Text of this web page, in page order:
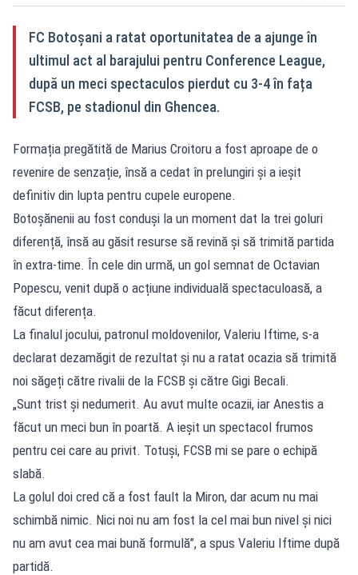
FC Botoșani a ratat oportunitatea de a ajunge în
ultimul act al barajului pentru Conference League,
după un meci spectaculos pierdut cu 3-4 în fața
FCSB, pe stadionul din Ghencea.
Formația pregătită de Marius Croitoru a fost aproape de o
revenire de senzație, însă a cedat în prelungiri și a ieșit
definitiv din lupta pentru cupele europene.
Botoșănenii au fost conduși la un moment dat la trei goluri
diferență, însă au găsit resurse să revină și să trimită partida
în extra-time. În cele din urmă, un gol semnat de Octavian
Popescu, venit după o acțiune individuală spectaculoasă, a
făcut diferența.
La finalul jocului, patronul moldovenilor, Valeriu Iftime, s-a
declarat dezamăgit de rezultat și nu a ratat ocazia să trimită
noi săgeți către rivalii de la FCSB și către Gigi Becali.
„Sunt trist și nedumerit. Au avut multe ocazii, iar Anestis a
făcut un meci bun în poartă. A ieșit un spectacol frumos
pentru cei care au privit. Totuși, FCSB mi se pare o echipă
slabă.
La golul doi cred că a fost fault la Miron, dar acum nu mai
schimbă nimic. Nici noi nu am fost la cel mai bun nivel și nici
nu am avut cea mai bună formulă”, a spus Valeriu Iftime după
partidă.